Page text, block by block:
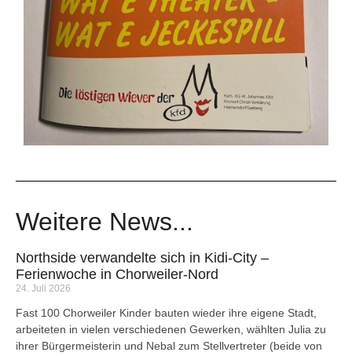
Weitere News...
Northside verwandelte sich in Kidi-City –
Ferienwoche in Chorweiler-Nord
24. Juli 2026
Fast 100 Chorweiler Kinder bauten wieder ihre eigene Stadt,
arbeiteten in vielen verschiedenen Gewerken, wählten Julia zu
ihrer Bürgermeisterin und Nebal zum Stellvertreter (beide von